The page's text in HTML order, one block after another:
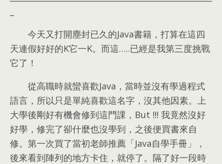
今天又打開塵封已久的Java書籍，打算在這四
天連假好好的K它一K。而這…..已經是我第三度挑戰
它了！
從高職時就蠻喜歡Java，當時並沒有學過程式
語言，所以只是單純喜歡這名字，沒其他因素。上
大學後剛好有機會修到這門課，But !!! 我竟然沒好
好學，修完了卻什麼也沒學到，之後便買書來自
修。第一次買了當初老師推薦「Java自學手冊」，
後來看到陣列的地方卡住，就停了。隔了好一段時